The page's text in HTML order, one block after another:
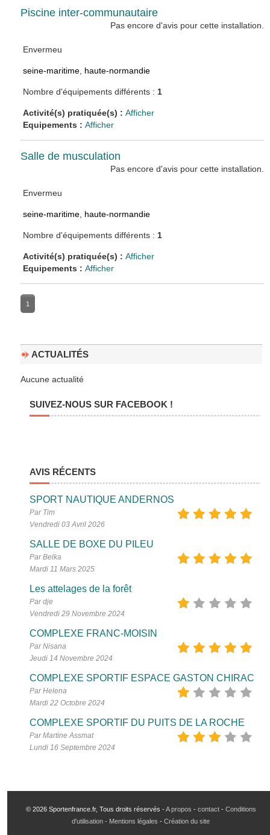
Piscine inter-communautaire
Pas encore d'avis pour cette installation.
Envermeu
seine-maritime haute-normandie
Nombre d'équipements différents : 1
Activité(s) pratiquée(s) :Afficher
Equipements :Afficher
Salle de musculation
Pas encore d'avis pour cette installation.
Envermeu
seine-maritime haute-normandie
Nombre d'équipements différents : 1
Activité(s) pratiquée(s) :Afficher
Equipements :Afficher
1
ACTUALITÉS
Aucune actualité
SUIVEZ-NOUS SUR FACEBOOK !
AVIS RÉCENTS
SPORT NAUTIQUE ANDERNOS
Par Tim
Vendredi 03 Avril 2026
SALLE DE BOXE DU PILEU
Par Belka
Mardi 11 Mars 2025
Les attelages de la forêt
Par dje
Vendredi 29 Novembre 2024
COMPLEXE FRANC-MOISIN
Par Nisana
Jeudi 14 Novembre 2024
COMPLEXE SPORTIF ESPACE GASTON CHIRAC
Par Helena
Mardi 22 Octobre 2024
COMPLEXE SPORTIF DU PUITS DE LA ROCHE
Par Martine Assmat
Lundi 16 Septembre 2024
© 2026 Sportenfrance.fr, Tous droits réservés -A propos - contact- Conditions
d'utilisation - Mentions légales - Création du site